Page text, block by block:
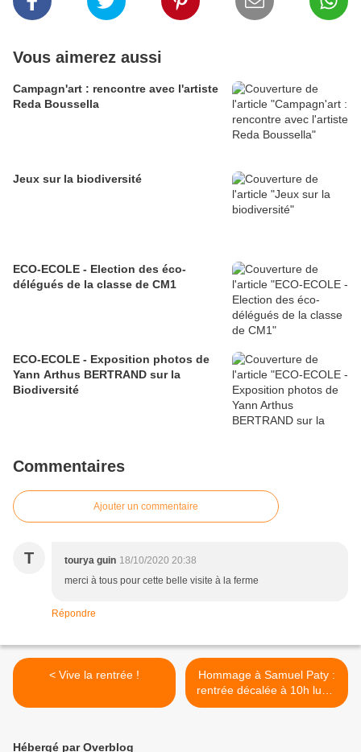
Vous aimerez aussi
Campagn'art : rencontre avec l'artiste
Reda Boussella
Jeux sur la biodiversité
ECO-ECOLE - Election des éco-
délégués de la classe de CM1
ECO-ECOLE - Exposition photos de
Yann Arthus BERTRAND sur la
Biodiversité
Commentaires
Ajouter un commentaire
T tourya guin 18/10/2020 20:38
merci à tous pour cette belle visite à la ferme
Répondre
< Vive la rentrée !
Hommage à Samuel Paty :
rentrée décalée à 10h lundi
2 novembre >
Hébergé par Overblog